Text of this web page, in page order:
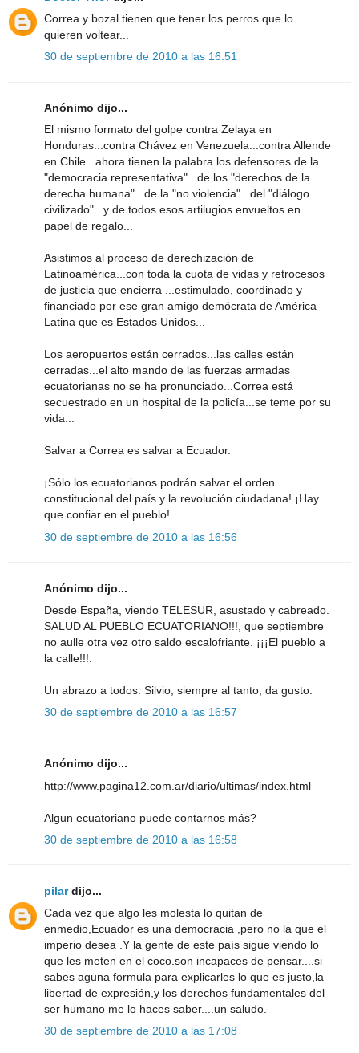
Correa y bozal tienen que tener los perros que lo
quieren voltear...
30 de septiembre de 2010 a las 16:51
Anónimo dijo...
El mismo formato del golpe contra Zelaya en
Honduras...contra Chávez en Venezuela...contra Allende
en Chile...ahora tienen la palabra los defensores de la
"democracia representativa"...de los "derechos de la
derecha humana"...de la "no violencia"...del "diálogo
civilizado"...y de todos esos artilugios envueltos en
papel de regalo...
Asistimos al proceso de derechización de
Latinoamérica...con toda la cuota de vidas y retrocesos
de justicia que encierra ...estimulado, coordinado y
financiado por ese gran amigo demócrata de América
Latina que es Estados Unidos...
Los aeropuertos están cerrados...las calles están
cerradas...el alto mando de las fuerzas armadas
ecuatorianas no se ha pronunciado...Correa está
secuestrado en un hospital de la policía...se teme por su
vida...
Salvar a Correa es salvar a Ecuador.
¡Sólo los ecuatorianos podrán salvar el orden
constitucional del país y la revolución ciudadana! ¡Hay
que confiar en el pueblo!
30 de septiembre de 2010 a las 16:56
Anónimo dijo...
Desde España, viendo TELESUR, asustado y cabreado.
SALUD AL PUEBLO ECUATORIANO!!!, que septiembre
no aulle otra vez otro saldo escalofriante. ¡¡¡El pueblo a
la calle!!!.
Un abrazo a todos. Silvio, siempre al tanto, da gusto.
30 de septiembre de 2010 a las 16:57
Anónimo dijo...
http://www.pagina12.com.ar/diario/ultimas/index.html
Algun ecuatoriano puede contarnos más?
30 de septiembre de 2010 a las 16:58
pilardijo...
Cada vez que algo les molesta lo quitan de
enmedio,Ecuador es una democracia ,pero no la que el
imperio desea .Y la gente de este país sigue viendo lo
que les meten en el coco.son incapaces de pensar....si
sabes aguna formula para explicarles lo que es justo,la
libertad de expresión,y los derechos fundamentales del
ser humano me lo haces saber....un saludo.
30 de septiembre de 2010 a las 17:08